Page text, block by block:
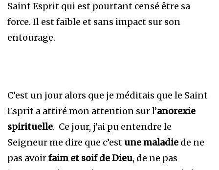
Saint Esprit qui est pourtant censé être sa
force. Il est faible et sans impact sur son
entourage.
C’est un jour alors que je méditais que le Saint
Esprit a attiré mon attention sur l’anorexie
spirituelle. Ce jour, j’ai pu entendre le
Seigneur me dire que c’est une maladie de ne
pas avoirfaim et soif de Dieu, de ne pas